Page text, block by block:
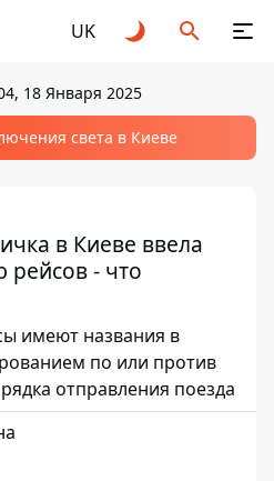
UK
18 Января 2025
света в Киеве
в Киеве ввела
- что
имеют названия в
по или против
отправления поезда